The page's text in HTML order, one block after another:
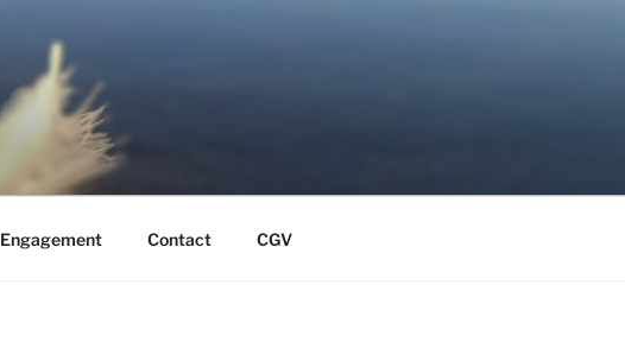
Engagement Contact CGV